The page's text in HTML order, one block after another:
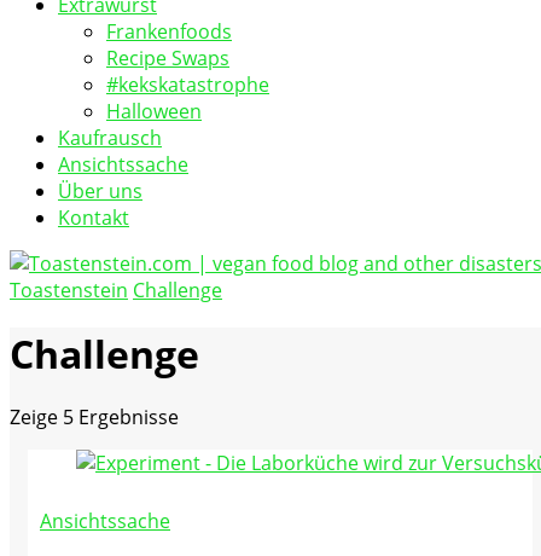
Frankenfoods
Recipe Swaps
#kekskatastrophe
Halloween
Kaufrausch
Ansichtssache
Über uns
Kontakt
Toastenstein.com
Toastenstein Challenge
Challenge
Zeige 5 Ergebnisse
Ansichtssache